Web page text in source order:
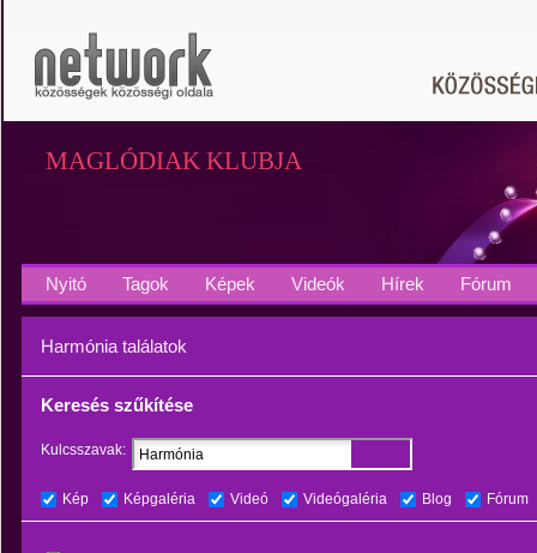
MAGLÓDIAK KLUBJA
Nyitó Tagok Képek Videók Hírek Fórum
Harmónia találatok
Keresés szűkítése
Kulcsszavak:
Kép Képgaléria Videó Videógaléria Blog Fórum